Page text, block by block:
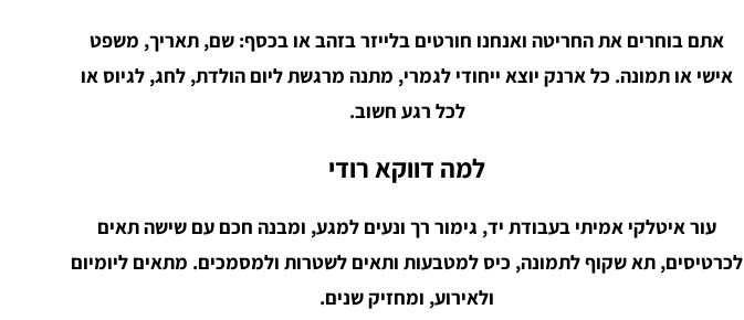
אתם בוחרים את החריטה ואנחנו חורטים בלייזר בזהב או בכסף: שם, תאריך, משפט
אישי או תמונה. כל ארנק יוצא ייחודי לגמרי, מתנה מרגשת ליום הולדת, לחג, לגיוס או
לכל רגע חשוב.
למה דווקא רודי
עור איטלקי אמיתי בעבודת יד, גימור רך ונעים למגע, ומבנה חכם עם שישה תאים
לכרטיסים, תא שקוף לתמונה, כיס למטבעות ותאים לשטרות ולמסמכים. מתאים ליומיום
ולאירוע, ומחזיק שנים.